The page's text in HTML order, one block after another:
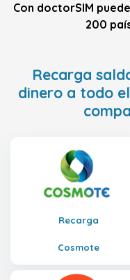
Con doctorSIM
200
Recarga
dinero a todo
Recarga
Cosmote